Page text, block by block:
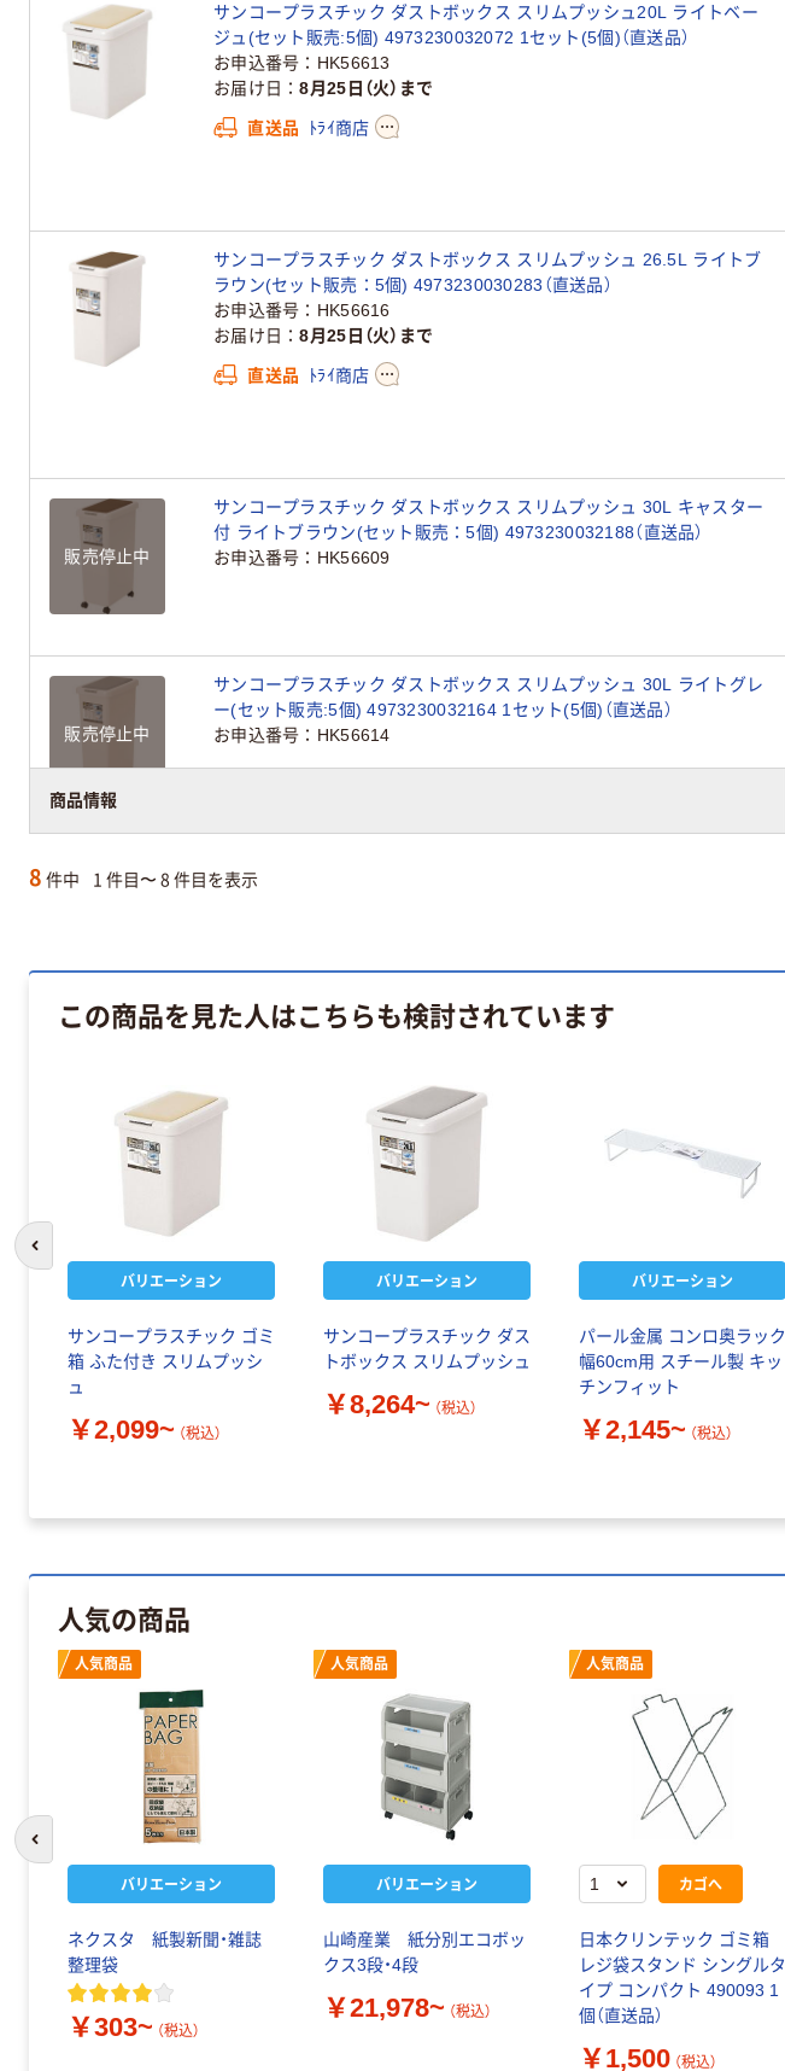
商品情報
サンコープラスチック ダストボックス スリムプッシュ20L ライトベー
ジュ(セット販売:5個) 4973230032072 1セット(5個)（直送品）
お申込番号
HK56613
お届け日
8月25日（火）まで
直送品 ﾄﾗｲ商店
サンコープラスチック ダストボックス スリムプッシュ 26.5L ライトブ
ラウン(セット販売：5個) 4973230030283（直送品）
お申込番号
HK56616
お届け日
8月25日（火）まで
直送品 ﾄﾗｲ商店
販売停止中
サンコープラスチック ダストボックス スリムプッシュ 30L キャスター
付 ライトブラウン(セット販売：5個) 4973230032188（直送品）
お申込番号
HK56609
販売停止中
サンコープラスチック ダストボックス スリムプッシュ 30L ライトグレ
ー(セット販売:5個) 4973230032164 1セット(5個)（直送品）
お申込番号
HK56614
8 件中 1 件目〜 8 件目を表示
この商品を見た人はこちらも検討されています
バリエーション
サンコープラスチック ゴミ
箱 ふた付き スリムプッシ
ュ
￥2,099~ （税込）
バリエーション
サンコープラスチック ダス
トボックス スリムプッシュ
￥8,264~ （税込）
バリエーション
パール金属 コンロ奥ラック
幅60cm用 スチール製 キッ
チンフィット
￥2,145~ （税込）
前のスライドへ
人気の商品
人気商品
バリエーション
ネクスタ 紙製新聞・雑誌
整理袋
￥303~ （税込）
人気商品
バリエーション
山崎産業 紙分別エコボッ
クス3段・4段
￥21,978~ （税込）
人気商品
カゴへ
日本クリンテック ゴミ箱
レジ袋スタンド シングルタ
イプ コンパクト 490093 1
個（直送品）
￥1,500 （税込）